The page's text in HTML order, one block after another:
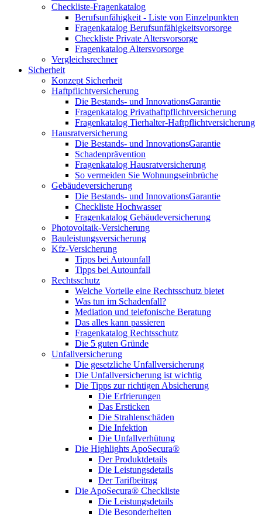
Checkliste-Fragenkatalog
Berufsunfähigkeit - Liste von Einzelpunkten
Fragenkatalog Berufsunfähigkeitsvorsorge
Checkliste Private Altersvorsorge
Fragenkatalog Altersvorsorge
Vergleichsrechner
Sicherheit
Konzept Sicherheit
Haftpflichtversicherung
Die Bestands- und InnovationsGarantie
Fragenkatalog Privathaftpflichtversicherung
Fragenkatalog Tierhalter-Haftpflichtversicherung
Hausratversicherung
Die Bestands- und InnovationsGarantie
Schadenprävention
Fragenkatalog Hausratversicherung
So vermeiden Sie Wohnungseinbrüche
Gebäudeversicherung
Die Bestands- und InnovationsGarantie
Checkliste Hochwasser
Fragenkatalog Gebäudeversicherung
Photovoltaik-Versicherung
Bauleistungsversicherung
Kfz-Versicherung
Tipps bei Autounfall
Tipps bei Autounfall
Rechtsschutz
Welche Vorteile eine Rechtsschutz bietet
Was tun im Schadenfall?
Mediation und telefonische Beratung
Das alles kann passieren
Fragenkatalog Rechtsschutz
Die 5 guten Gründe
Unfallversicherung
Die gesetzliche Unfallversicherung
Die Unfallversicherung ist wichtig
Die Tipps zur richtigen Absicherung
Die Erfrierungen
Das Ersticken
Die Strahlenschäden
Die Infektion
Die Unfallverhütung
Die Highlights ApoSecura®
Der Produktdetails
Die Leistungsdetails
Der Tarifbeitrag
Die ApoSecura® Checkliste
Die Leistungsdetails
Die Besonderheiten